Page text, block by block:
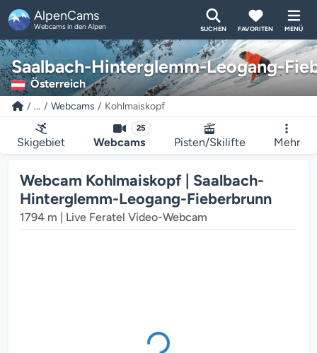
AlpenCams
Webcams in den Alpen SUCHEN FAVORITEN MENÜ
Saalbach-Hinterglemm-Leogang-
Österreich
... Webcams Kohlmaiskopf
Skigebiet
25
Webcams Pisten/Skilifte Mehr
Webcam Kohlmaiskopf | Saalbach-
Hinterglemm-Leogang-Fieberbrunn
1794 m | Live Feratel Video-Webcam
Der Webcam-Mediaplayer wird geladen...